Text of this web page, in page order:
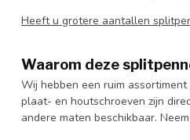
Heeft u grotere aantallen
Waarom deze
Wij hebben een ruim
plaat- en houtschroeven zijn
andere maten beschikbaar.